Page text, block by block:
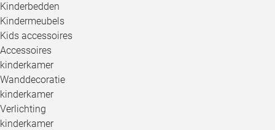
Kinderbedden
Kindermeubels
Kids accessoires
Accessoires
kinderkamer
Wanddecoratie
kinderkamer
Verlichting
kinderkamer